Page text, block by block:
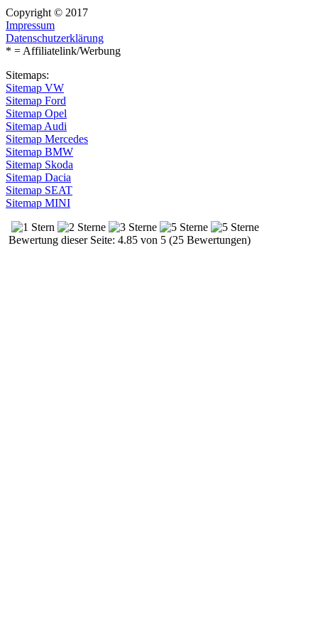
Copyright © 2017
Impressum
Datenschutzerklärung
* = Affiliatelink/Werbung
Sitemaps:
Sitemap VW
Sitemap Ford
Sitemap Opel
Sitemap Audi
Sitemap Mercedes
Sitemap BMW
Sitemap Skoda
Sitemap Dacia
Sitemap SEAT
Sitemap MINI
Bewertung dieser Seite: 4.85 von 5 (25 Bewertungen)